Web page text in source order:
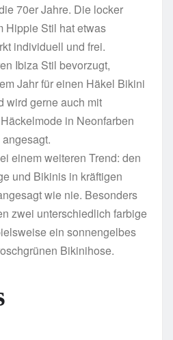
70er Jahre. Die locker
Hippie Stil hat etwas
individuell und frei.
Ibiza Stil bevorzugt,
Jahr für einen Häkel Bikini
wird gerne auch mit
in Neonfarben
einem weiteren Trend: den
und Bikinis in kräftigen
wie nie. Besonders
zwei unterschiedlich farbige
ein sonnengelbes
Bikinihose.